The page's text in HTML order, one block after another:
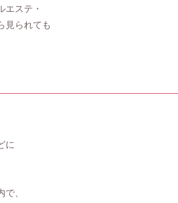
エステ・
見られても
に
、